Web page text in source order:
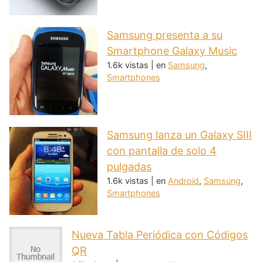
Samsung presenta a su
Smartphone Galaxy Music
1.6k vistas en Samsung,
Smartphones
Samsung lanza un Galaxy SIII
con pantalla de solo 4
pulgadas
1.6k vistas en Android, Samsung,
Smartphones
Nueva Tabla Periódica con Códigos
QR